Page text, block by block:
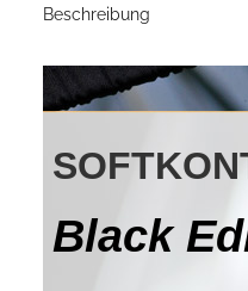
Beschreibung